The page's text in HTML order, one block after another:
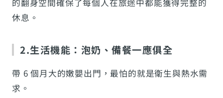
的翻身空間確保了每個人在旅途中都能獲得完整的
休息。
2.生活機能：泡奶、備餐一應俱全
帶 6 個月大的嫩嬰出門，最怕的就是衛生與熱水需
求。